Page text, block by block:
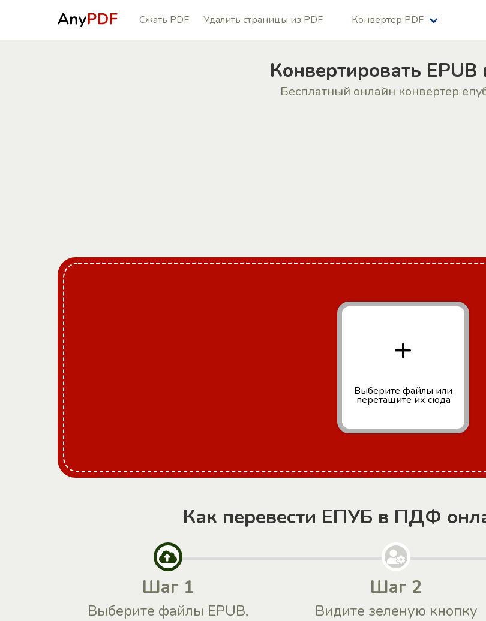
Сжать PDF Удалить страницы из PDF Конвертер PDF
Конвертировать EPUB
Бесплатный онлайн конвертер
+
Выберите файлы или
перетащите их сюда
Как перевести ЕПУБ в ПДФ
Шаг 1
Выберите файлы EPUB,
Шаг 2
Видите зеленую кнопку